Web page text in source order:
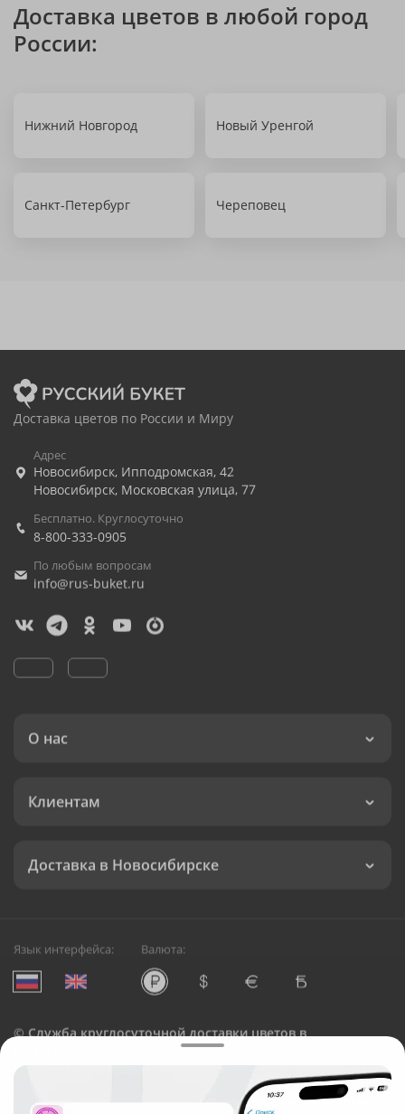
Доставка цветов в любой город
России:
Нижний Новгород Новый Уренгой
Санкт-Петербург Череповец
Доставка цветов по России и Миру
Адрес
Новосибирск, Ипподромская, 42
Новосибирск, Московская улица, 77
Бесплатно. Круглосуточно
8-800-333-0905
По любым вопросам
info@rus-buket.ru
О нас
Клиентам
Доставка в Новосибирске
Язык интерфейса: Валюта:
©Служба круглосуточной доставки цветов в
Русский Букет, 2026
Общество с ограниченной ответственностью «Технология»